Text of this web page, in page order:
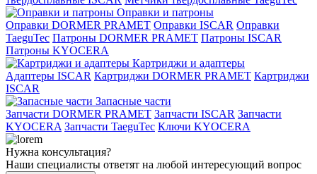
Оправки и патроны
Оправки DORMER PRAMET Оправки ISCAR Оправки
TaeguTec Патроны DORMER PRAMET Патроны ISCAR
Патроны KYOCERA
Картриджи и адаптеры
Адаптеры ISCAR Картриджи DORMER PRAMET Картриджи
ISCAR
Запасные части
Запчасти DORMER PRAMET Запчасти ISCAR Запчасти
KYOCERA Запчасти TaeguTec Ключи KYOCERA
Нужна консультация?
Наши специалисты ответят на любой интересующий вопрос